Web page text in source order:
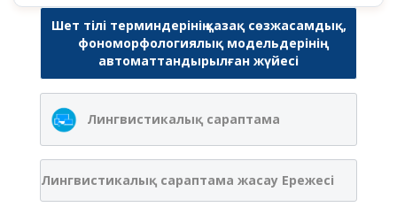
Шет тілі терминдерінің қазақ сөзжасамдық,
фономорфологиялық модельдерінің
автоматтандырылған жүйесі
Лингвистикалық сараптама
Лингвистикалық сараптама жасау Ережесі